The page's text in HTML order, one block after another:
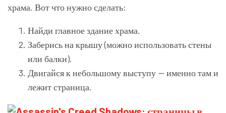
храма. Вот что нужно сделать:
Найди главное здание храма.
Заберись на крышу (можно использовать стены
или балки).
Двигайся к небольшому выступу — именно там и
лежит страница.